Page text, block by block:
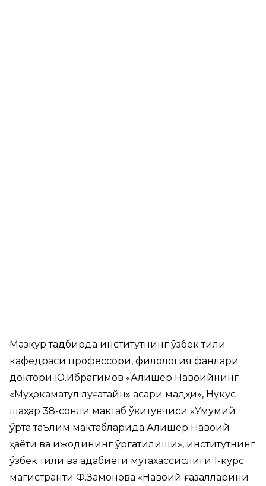
Мазкур тадбирда институтнинг ўзбек тили
кафедраси профессори, филология фанлари
доктори Ю.Ибрагимов «Алишер Навоийнинг
«Муҳокаматул луғатайн» асари мадҳи», Нукус
шаҳар 38-сонли мактаб ўқитувчиси «Умумий
ўрта таълим мактабларида Алишер Навоий
ҳаёти ва ижодининг ўргатилиши», институтнинг
ўзбек тили ва адабиёти мутахассислиги 1-курс
магистранти Ф.Замонова «Навоий ғазалларини